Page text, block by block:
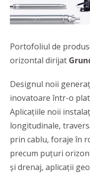
Portofoliul de
orizontal dirijat
Designul noii
inovatoare într-o
Aplicaţiile noii
longitudinale,
prin cablu, foraje în
precum puțuri
și drenaj, aplicații